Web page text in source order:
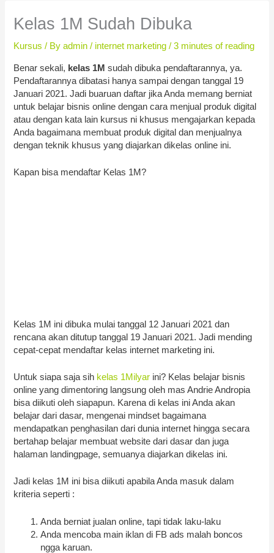
Kelas 1M Sudah Dibuka
Kursus / Byadmin/ internet marketing /3 minutes of reading
Benar sekali, kelas 1M sudah dibuka pendaftarannya, ya.
Pendaftarannya dibatasi hanya sampai dengan tanggal 19
Januari 2021. Jadi buaruan daftar jika Anda memang berniat
untuk belajar bisnis online dengan cara menjual produk digital
atau dengan kata lain kursus ni khusus mengajarkan kepada
Anda bagaimana membuat produk digital dan menjualnya
dengan teknik khusus yang diajarkan dikelas online ini.
Kapan bisa mendaftar Kelas 1M?
Kelas 1M ini dibuka mulai tanggal 12 Januari 2021 dan
rencana akan ditutup tanggal 19 Januari 2021. Jadi mending
cepat-cepat mendaftar kelas internet marketing ini.
Untuk siapa saja sih kelas 1Milyar ini? Kelas belajar bisnis
online yang dimentoring langsung oleh mas Andrie Andropia
bisa diikuti oleh siapapun. Karena di kelas ini Anda akan
belajar dari dasar, mengenai mindset bagaimana
mendapatkan penghasilan dari dunia internet hingga secara
bertahap belajar membuat website dari dasar dan juga
halaman landingpage, semuanya diajarkan dikelas ini.
Jadi kelas 1M ini bisa diikuti apabila Anda masuk dalam
kriteria seperti :
Anda berniat jualan online, tapi tidak laku-laku
Anda mencoba main iklan di FB ads malah boncos
ngga karuan.